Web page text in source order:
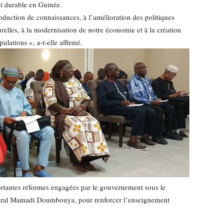
durable en Guinée.
de connaissances, à l’amélioration des politiques
à la modernisation de notre économie et à la création
», a-t-elle affirmé.
réformes engagées par le gouvernement sous le
Mamadi Doumbouya, pour renforcer l’enseignement